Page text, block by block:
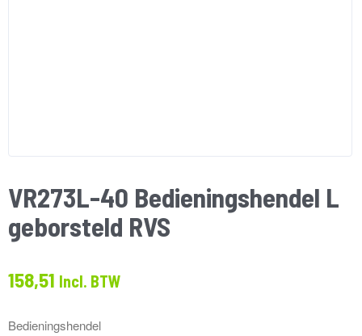
VR273L-40 Bedieningshendel L
geborsteld RVS
158,51 Incl. BTW
Bedieningshendel